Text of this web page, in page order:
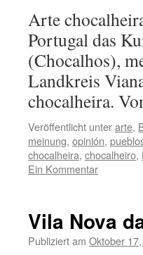
Arte
Portugal das
(Chocalhos),
Landkreis
chocalheira.
Veröffentlicht unterarte,
meinung, opinión,
chocalheira, chocalheiro,
Ein Kommentar
Vila Nova
Publiziert am Oktober